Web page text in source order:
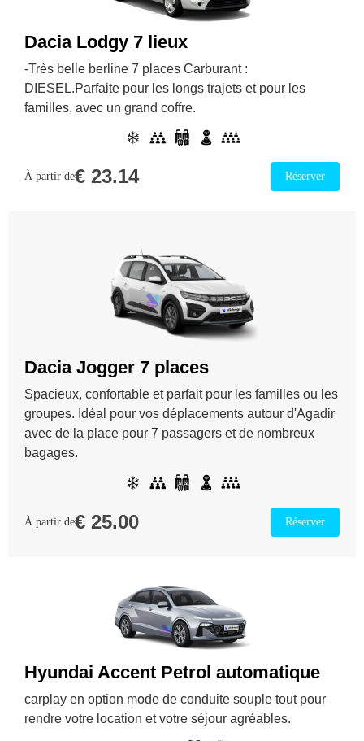
Dacia Lodgy 7 lieux
-Très belle berline 7 places Carburant :
DIESEL.Parfaite pour les longs trajets et pour les
familles, avec un grand coffre.
À partir de€ 23.14 Réserver
Dacia Jogger 7 places
Spacieux, confortable et parfait pour les familles ou les
groupes. Idéal pour vos déplacements autour d'Agadir
avec de la place pour 7 passagers et de nombreux
bagages.
À partir de€ 25.00 Réserver
Hyundai Accent Petrol automatique
carplay en option mode de conduite souple tout pour
rendre votre location et votre séjour agréables.